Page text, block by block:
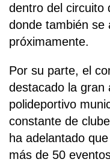
dentro del circuito
donde también se
próximamente.
Por su parte, el
destacado la gran
polideportivo
constante de
ha adelantado
más de 50